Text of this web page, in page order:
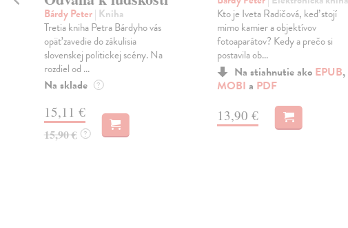
Bárdy Peter| Kniha
Tretia kniha Petra Bárdyho vás
opäť zavedie do zákulisia
slovenskej politickej scény. Na
rozdiel od ...
Na sklade ?
15,11 €
15,90 € ?
Kto je Iveta Radičová, keď stojí
mimo kamier a objektívov
fotoaparátov? Kedy a prečo si
postavila ob...
Na stiahnutie ako EPUB,
MOBI a PDF
13,90 €